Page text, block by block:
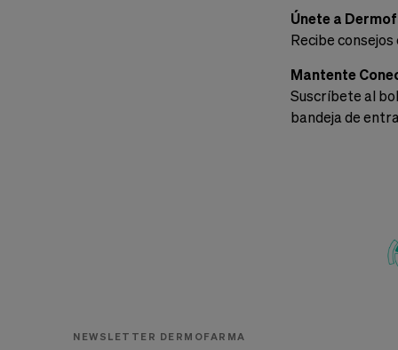
Únete a
Recibe
Mantente
Suscríbete al
bandeja de
NEWSLETTER DERMOFARMA